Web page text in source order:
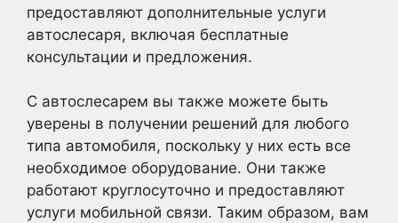
предоставляют дополнительные услуги
автослесаря, включая бесплатные
консультации и предложения.
С автослесарем вы также можете быть
уверены в получении решений для любого
типа автомобиля, поскольку у них есть все
необходимое оборудование. Они также
работают круглосуточно и предоставляют
услуги мобильной связи. Таким образом, вам